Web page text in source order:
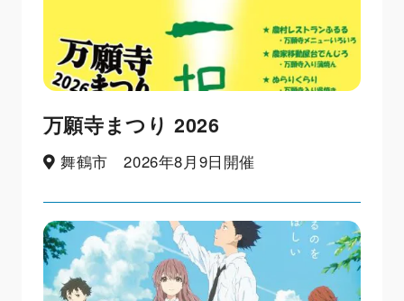
万願寺まつり 2026
舞鶴市 2026年8月9日開催